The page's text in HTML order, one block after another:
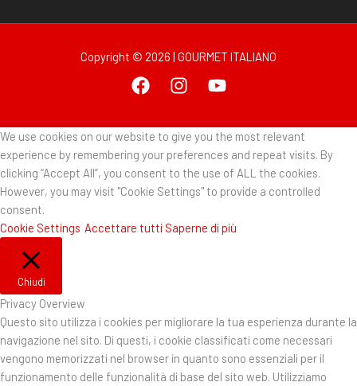
Copyright © 2026 | GOURMET ITALIANO
We use cookies on our website to give you the most relevant
experience by remembering your preferences and repeat visits. By
clicking “Accept All”, you consent to the use of ALL the cookies.
However, you may visit "Cookie Settings" to provide a controlled
consent.
Cookie Settings Accettare tutti Saperne di più
Chiudi
Privacy Overview
Questo sito utilizza i cookies per migliorare la tua esperienza durante la
navigazione nel sito. Di questi, i cookie classificati come necessari
vengono memorizzati nel browser in quanto sono essenziali per il
funzionamento delle funzionalità di base del sito web. Utilizziamo